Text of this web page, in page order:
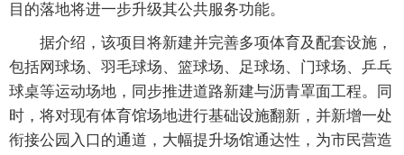
目的落地将进一步升级其公共服务功能。
据介绍，该项目将新建并完善多项体育及配套设施，
包括网球场、羽毛球场、篮球场、足球场、门球场、乒乓
球桌等运动场地，同步推进道路新建与沥青罩面工程。同
时，将对现有体育馆场地进行基础设施翻新，并新增一处
衔接公园入口的通道，大幅提升场馆通达性，为市民营造